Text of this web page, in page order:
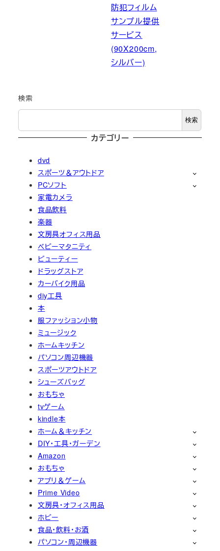
防犯フィルム
サンプル提供
サービス
(90X200cm,
シルバー)
検索
検索
カテゴリー
dvd
スポーツ＆アウトドア
PCソフト
家電カメラ
食品飲料
楽器
文房具オフィス用品
ベビーマタニティ
ビューティー
ドラッグストア
カーバイク用品
diy工具
本
服ファッション小物
ミュージック
ホームキッチン
パソコン周辺機器
スポーツアウトドア
シューズバッグ
おもちゃ
tvゲーム
kindle本
ホーム＆キッチン
DIY・工具・ガーデン
Amazon
おもちゃ
アプリ＆ゲーム
Prime Video
文房具・オフィス用品
ホビー
食品・飲料・お酒
パソコン・周辺機器